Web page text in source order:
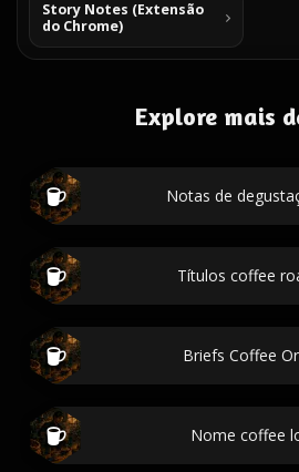
Story Notes (Extensão
do Chrome)
Explore mais
Notas de
Títulos coffee
Briefs Coffee
Nome coffee